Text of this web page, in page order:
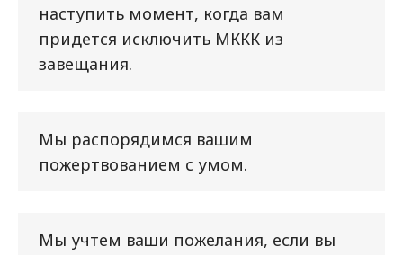
наступить момент, когда вам
придется исключить МККК из
завещания.
Мы распорядимся вашим
пожертвованием с умом.
Мы учтем ваши пожелания, если вы